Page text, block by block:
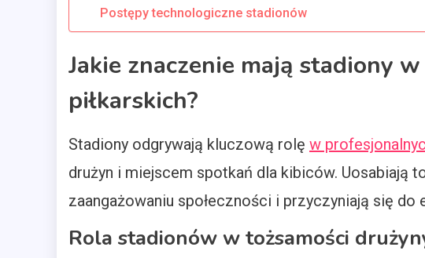
Postępy technologiczne stadionów
Jakie znaczenie mają stadiony
piłkarskich?
Stadiony odgrywają kluczową rolę w
drużyn i miejscem spotkań dla kibiców. Uosabiają
zaangażowaniu społeczności i przyczyniają się
Rola stadionów w tożsamości